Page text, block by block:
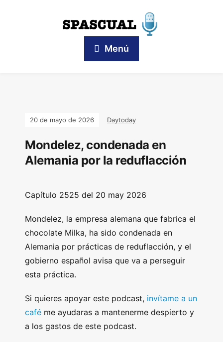
Menú
20 de mayo de 2026 Daytoday
Mondelez, condenada en
Alemania por la reduflacción
Capítulo 2525 del 20 may 2026
Mondelez, la empresa alemana que fabrica el
chocolate Milka, ha sido condenada en
Alemania por prácticas de reduflacción, y el
gobierno español avisa que va a perseguir
esta práctica.
Si quieres apoyar este podcast, invítame a un
café me ayudaras a mantenerme despierto y
a los gastos de este podcast.